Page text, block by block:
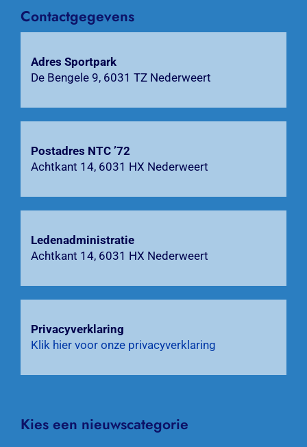
Agenda
Bardienst
Contact
Zoeken
naar:
Contactgegevens
Adres Sportpark
De Bengele 9, 6031 TZ Nederweert
Postadres NTC ’72
Achtkant 14, 6031 HX Nederweert
Ledenadministratie
Achtkant 14, 6031 HX Nederweert
Privacyverklaring
Klik hier voor onze privacyverklaring
Kies een nieuwscategorie